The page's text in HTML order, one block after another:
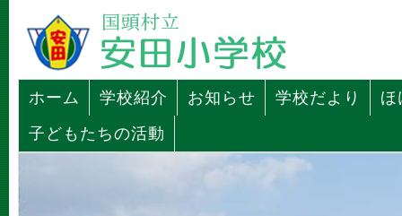
ホーム 学校紹介 お知らせ 学校だより
ほ
子どもたちの活動